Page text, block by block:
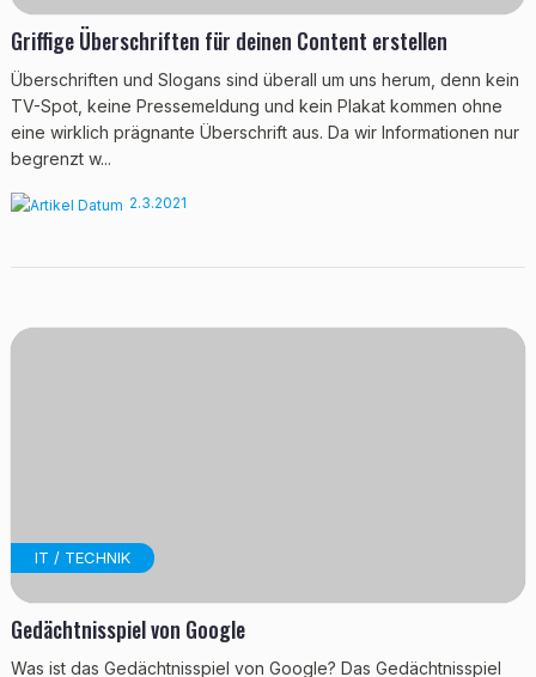
Griffige Überschriften für deinen Content erstellen
Überschriften und Slogans sind überall um uns herum, denn kein
TV-Spot, keine Pressemeldung und kein Plakat kommen ohne
eine wirklich prägnante Überschrift aus. Da wir Informationen nur
begrenzt w...
2.3.2021
IT / TECHNIK
Gedächtnisspiel von Google
Was ist das Gedächtnisspiel von Google? Das Gedächtnisspiel